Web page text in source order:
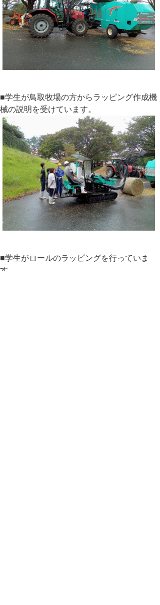
■学生が鳥取牧場の方からラッピング作成機
械の説明を受けています。
■学生がロールのラッピングを行っていま
す。